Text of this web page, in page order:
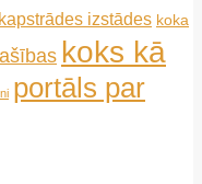
izstādes koka
koks kā
portāls par